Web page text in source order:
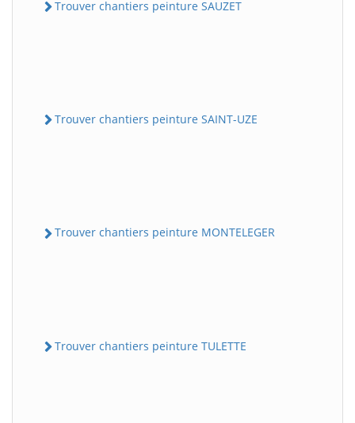
Trouver chantiers peinture SAUZET
Trouver chantiers peinture SAINT-UZE
Trouver chantiers peinture MONTELEGER
Trouver chantiers peinture TULETTE